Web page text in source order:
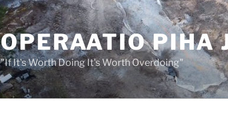
OPERAATIO PIHA
"If It's Worth Doing It's Worth Overdoing"